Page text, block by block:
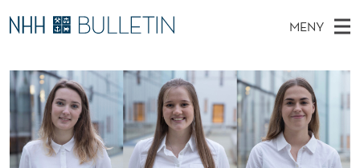
H
V
O
R
F
O
MENY
O
V
E
D
Ø
K
I
E
T
T
S
T
Stipendiater og nye forskerprofiler
Disputaser
Ekspertutvalg